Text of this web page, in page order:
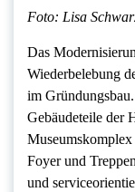
Foto: Lisa
Das
Wiederbelebung
im
Gebäudeteile der
Museumskomplex
Foyer und
und